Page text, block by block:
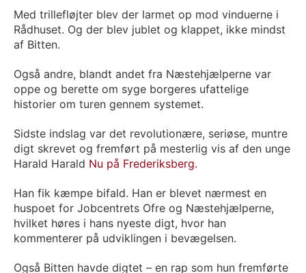
Med trillefløjter blev der larmet op mod vinduerne i
Rådhuset. Og der blev jublet og klappet, ikke mindst
af Bitten.
Også andre, blandt andet fra Næstehjælperne var
oppe og berette om syge borgeres ufattelige
historier om turen gennem systemet.
Sidste indslag var det revolutionære, seriøse, muntre
digt skrevet og fremført på mesterlig vis af den unge
Harald Harald Nu på Frederiksberg.
Han fik kæmpe bifald. Han er blevet nærmest en
huspoet for Jobcentrets Ofre og Næstehjælperne,
hvilket høres i hans nyeste digt, hvor han
kommenterer på udviklingen i bevægelsen.
Også Bitten havde digtet – en rap som hun fremførte